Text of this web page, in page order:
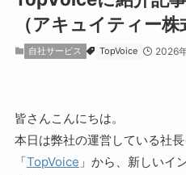
（アキュイティー株
自社サービス TopVoice 2026
皆さんこんにちは。
本日は弊社の運営している社
「TopVoice 」から、新しいイ